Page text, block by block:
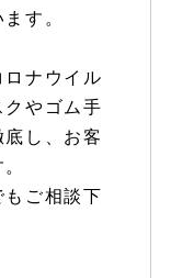
す。
ロナウイル
クやゴム手
し、お客
ご相談下